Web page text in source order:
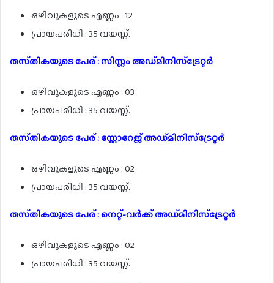
ഒഴിവുകളുടെ എണ്ണം : 12
പ്രായപരിധി : 35 വയസ്സ്.
തസ്‌തികയുടെ പേര് : സിസ്റ്റം അഡ്മിനിസ്ട്രേറ്റർ
ഒഴിവുകളുടെ എണ്ണം : 03
പ്രായപരിധി : 35 വയസ്സ്.
തസ്‌തികയുടെ പേര് : സ്റ്റോറേജ് അഡ്മിനിസ്ട്രേറ്റർ
ഒഴിവുകളുടെ എണ്ണം : 02
പ്രായപരിധി : 35 വയസ്സ്.
തസ്‌തികയുടെ പേര് : നെറ്റ്-വർക്ക് അഡ്മിനിസ്ട്രേറ്റർ
ഒഴിവുകളുടെ എണ്ണം : 02
പ്രായപരിധി : 35 വയസ്സ്.